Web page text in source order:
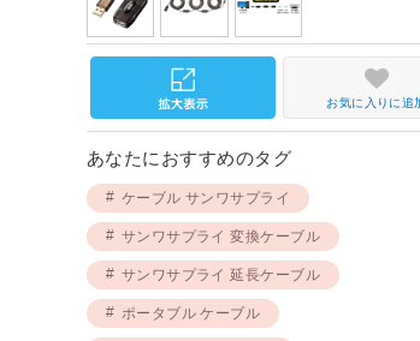
お気に入りに追
あなたにおすすめのタグ
ケーブル サンワサプライ
サンワサプライ 変換ケーブル
サンワサプライ 延長ケーブル
ポータブル ケーブル